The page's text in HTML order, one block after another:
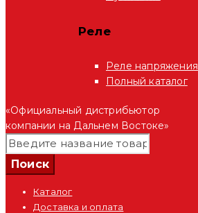
Реле
Реле напряжения
Полный каталог
«Официальный дистрибьютор
компании на Дальнем Востоке»
Каталог
Доставка и оплата